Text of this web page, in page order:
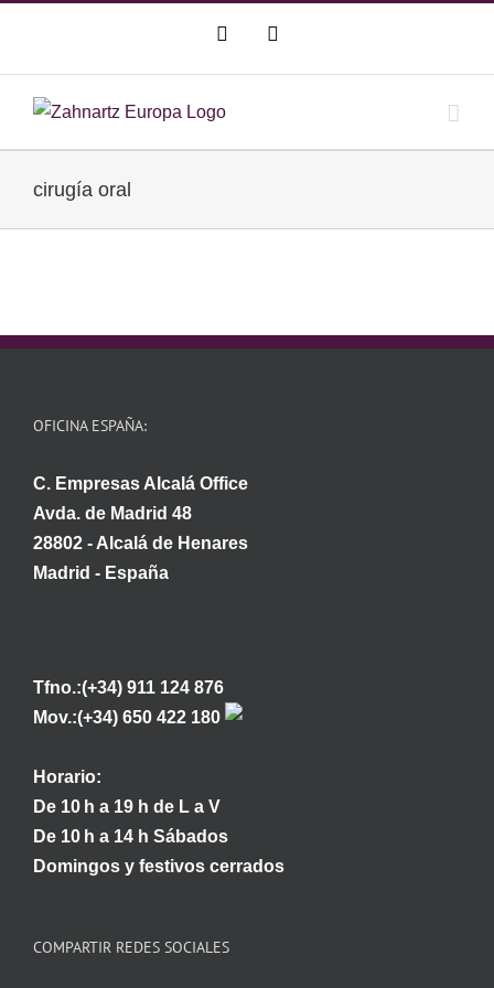
contenido
WhatsAppCorreo
cirugía oral
OFICINA ESPAÑA:
C. Empresas Alcalá Office
Avda. de Madrid 48
28802 - Alcalá de Henares
Madrid - España
Tfno.:(+34) 911 124 876
Mov.:(+34) 650 422 180
Horario:
De 10 h a 19 h de L a V
De 10 h a 14 h Sábados
Domingos y festivos cerrados
COMPARTIR REDES SOCIALES